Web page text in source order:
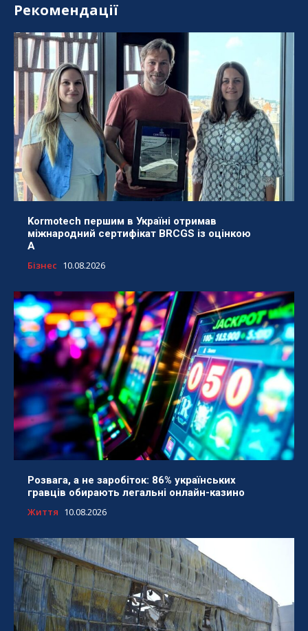
Рекомендації
Kormotech першим в Україні отримав
міжнародний сертифікат BRCGS із оцінкою
A
Бізнес 10.08.2026
Розвага, а не заробіток: 86% українських
гравців обирають легальні онлайн-казино
Життя 10.08.2026